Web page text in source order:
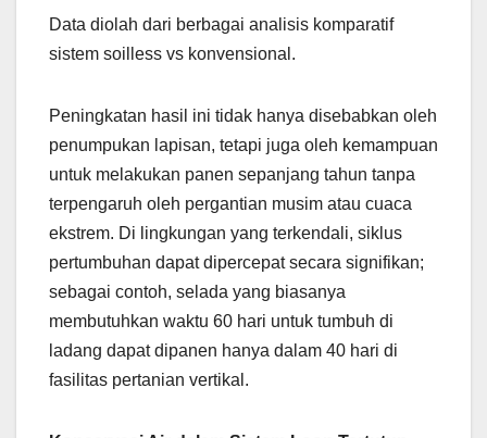
Data diolah dari berbagai analisis komparatif
sistem soilless vs konvensional.
Peningkatan hasil ini tidak hanya disebabkan oleh
penumpukan lapisan, tetapi juga oleh kemampuan
untuk melakukan panen sepanjang tahun tanpa
terpengaruh oleh pergantian musim atau cuaca
ekstrem. Di lingkungan yang terkendali, siklus
pertumbuhan dapat dipercepat secara signifikan;
sebagai contoh, selada yang biasanya
membutuhkan waktu 60 hari untuk tumbuh di
ladang dapat dipanen hanya dalam 40 hari di
fasilitas pertanian vertikal.